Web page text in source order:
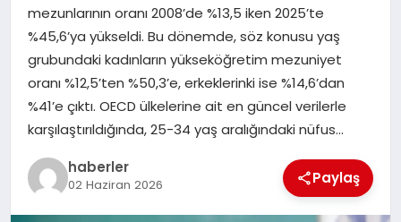
EKONOMI
MAGAZIN
EĞITIM
mezunlarının oranı 2008’de %13,5 iken 2025’te
%45,6’ya yükseldi. Bu dönemde, söz konusu yaş
grubundaki kadınların yükseköğretim mezuniyet
oranı %12,5’ten %50,3’e, erkeklerinki ise %14,6’dan
%41’e çıktı. OECD ülkelerine ait en güncel verilerle
karşılaştırıldığında, 25-34 yaş aralığındaki nüfus…
haberler
02 Haziran 2026 Paylaş